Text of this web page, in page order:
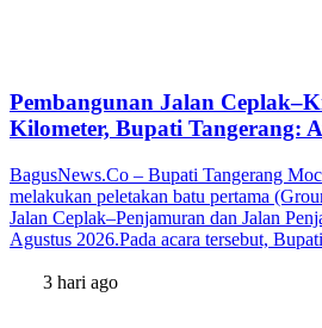
Pembangunan Jalan
Kilometer, Bupati Tangerang:
BagusNews.Co – Bupati Tangerang
melakukan peletakan batu pertama
Jalan Ceplak–Penjamuran dan Jalan
Agustus 2026.Pada acara tersebut,
3 hari ago